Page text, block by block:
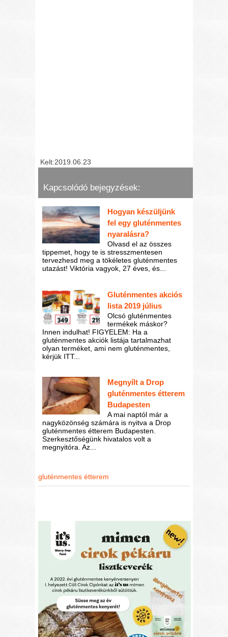
Kelt:2019.06.23
Kapcsolódó bejegyzések:
Hogyan készüljünk
fel egy gluténmentes
nyaralásra?
Olvasd el az összes
tippemet, hogy te is stresszmentesen
tervezhesd meg a tökéletes gluténmentes
utazást! Viktória vagyok, 27 éves, és...
Gluténmentes akciós
lista 2019 július
Olcsó gluténmentes
termékek máskor?
Innen indulhat! FIGYELEM: Ha a
gluténmentes akciók listája tartalmazhat
olyan terméket, ami nem gluténmentes,
kérjük ITT...
Megnyílt a Drop
gluténmentes étterem
Budapesten
A mai naptól már a
nagyközönség számára is nyitva a Drop
gluténmentes étterem Budapesten.
Szerkesztőségünk hivatalos volt a
megnyitóra. Az...
gluténmentes étterem